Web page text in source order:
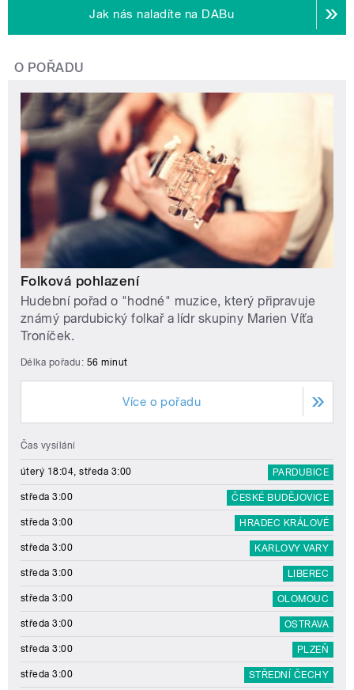
Jak nás naladíte na DABu
O POŘADU
Folková pohlazení
Hudební pořad o "hodné" muzice, který připravuje
známý pardubický folkař a lídr skupiny Marien Víťa
Troníček.
Délka pořadu: 56 minut
Více o pořadu
Čas vysílání
úterý 18:04, středa 3:00 PARDUBICE
středa 3:00 ČESKÉ BUDĚJOVICE
středa 3:00 HRADEC KRÁLOVÉ
středa 3:00 KARLOVY VARY
středa 3:00 LIBEREC
středa 3:00 OLOMOUC
středa 3:00 OSTRAVA
středa 3:00 PLZEŇ
středa 3:00 STŘEDNÍ ČECHY